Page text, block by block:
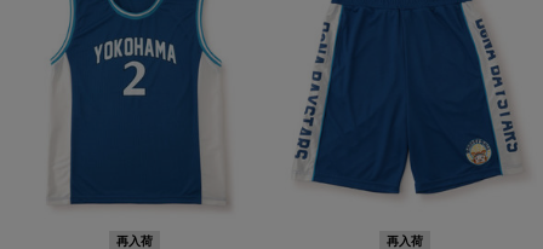
再入荷 再入荷